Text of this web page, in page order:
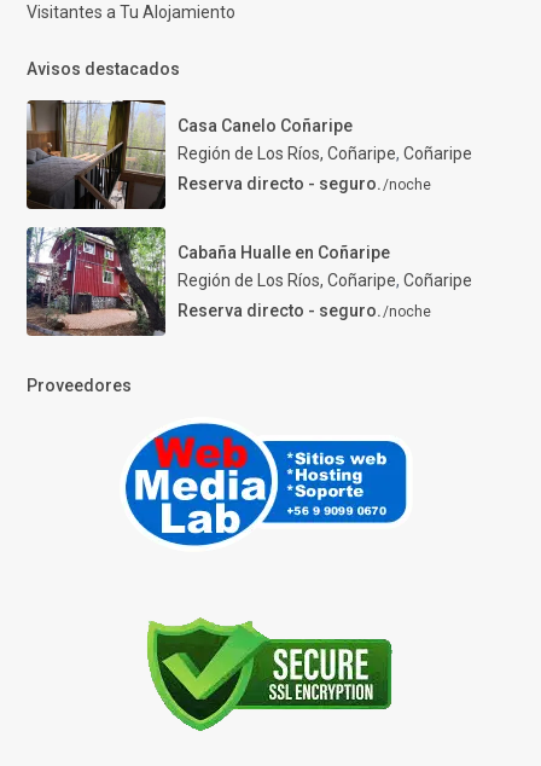
Visitantes a Tu Alojamiento
Avisos destacados
Casa Canelo Coñaripe
Región de Los Ríos, Coñaripe, Coñaripe
Reserva directo - seguro./noche
Cabaña Hualle en Coñaripe
Región de Los Ríos, Coñaripe, Coñaripe
Reserva directo - seguro./noche
Proveedores